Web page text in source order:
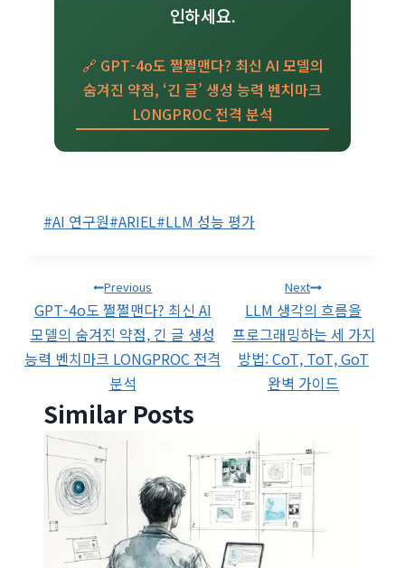
인하세요.
🔗 GPT-4o도 쩔쩔맨다? 최신 AI 모델의
숨겨진 약점, ‘긴 글’ 생성 능력 벤치마크
LONGPROC 전격 분석
Post
#AI 연구원#ARIEL#LLM 성능 평가
탐색
Previous
GPT-4o도 쩔쩔맨다? 최신 AI
모델의 숨겨진 약점, 긴 글 생성
능력 벤치마크 LONGPROC 전격
분석
Next
LLM 생각의 흐름을
프로그래밍하는 세 가지
방법: CoT, ToT, GoT
완벽 가이드
Similar Posts